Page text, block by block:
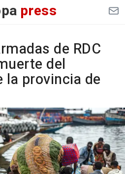
press
de RDC
del
la provincia de